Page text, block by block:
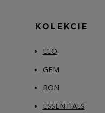
KOLEKCIE
LEO
GEM
RON
ESSENTIALS